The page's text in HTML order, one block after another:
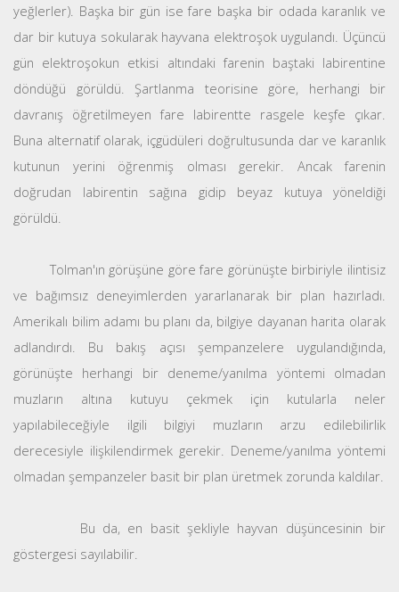
yeğlerler). Başka bir gün ise fare başka bir odada karanlık ve
dar bir kutuya sokularak hayvana elektroşok uygulandı. Üçüncü
gün elektroşokun etkisi altındaki farenin baştaki labirentine
döndüğü görüldü. Şartlanma teorisine göre, herhangi bir
davranış öğretilmeyen fare labirentte rasgele keşfe çıkar.
Buna alternatif olarak, içgüdüleri doğrultusunda dar ve karanlık
kutunun yerini öğrenmiş olması gerekir. Ancak farenin
doğrudan labirentin sağına gidip beyaz kutuya yöneldiği
görüldü.
Tolman'ın görüşüne göre fare görünüşte birbiriyle ilintisiz
ve bağımsız deneyimlerden yararlanarak bir plan hazırladı.
Amerikalı bilim adamı bu planı da, bilgiye dayanan harita olarak
adlandırdı. Bu bakış açısı şempanzelere uygulandığında,
görünüşte herhangi bir deneme/yanılma yöntemi olmadan
muzların altına kutuyu çekmek için kutularla neler
yapılabileceğiyle ilgili bilgiyi muzların arzu edilebilirlik
derecesiyle ilişkilendirmek gerekir. Deneme/yanılma yöntemi
olmadan şempanzeler basit bir plan üretmek zorunda kaldılar.
Bu da, en basit şekliyle hayvan düşüncesinin bir
göstergesi sayılabilir.